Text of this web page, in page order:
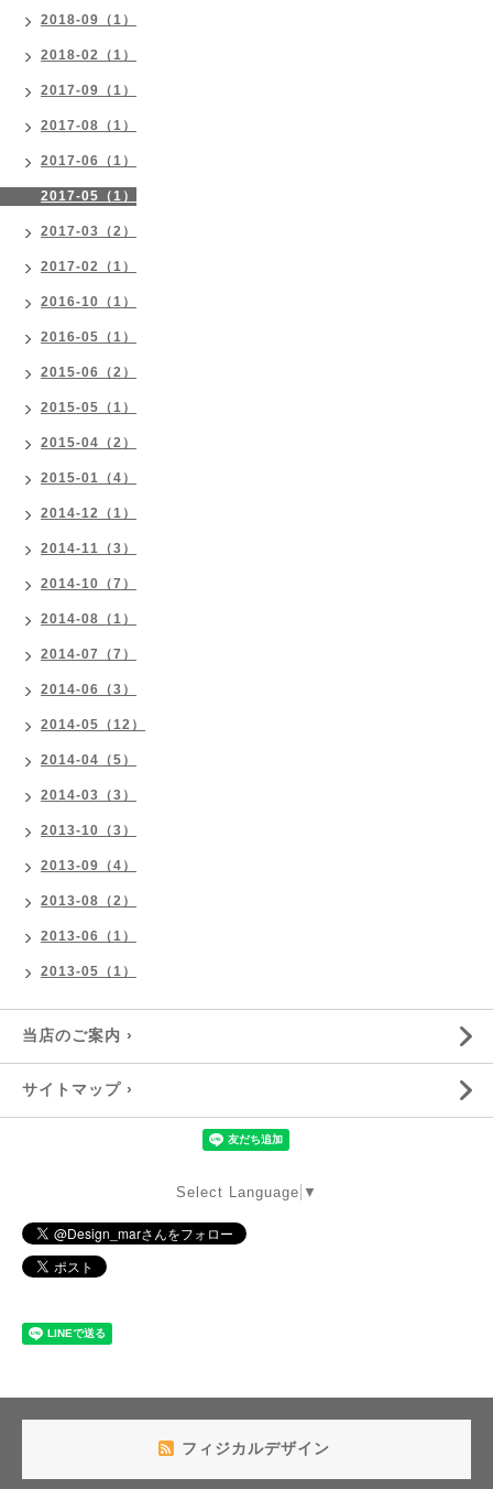
2018-09（1）
2018-02（1）
2017-09（1）
2017-08（1）
2017-06（1）
2017-05（1）
2017-03（2）
2017-02（1）
2016-10（1）
2016-05（1）
2015-06（2）
2015-05（1）
2015-04（2）
2015-01（4）
2014-12（1）
2014-11（3）
2014-10（7）
2014-08（1）
2014-07（7）
2014-06（3）
2014-05（12）
2014-04（5）
2014-03（3）
2013-10（3）
2013-09（4）
2013-08（2）
2013-06（1）
2013-05（1）
当店のご案内 ›
サイトマップ ›
Select Language ▼
フィジカルデザイン